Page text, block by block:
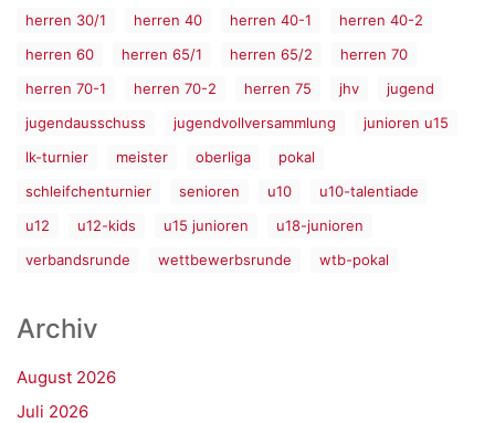
herren 30/1
herren 40 herren 40-1
herren 40-2
herren 60
herren 65/1 herren 65/2
herren 70
herren 70-1
herren 70-2 herren 75 jhv
jugend
jugendausschuss
jugendvollversammlung
junioren u15
lk-turnier
meister oberliga
pokal
schleifchenturnier
senioren u10
u10-talentiade
u12
u12-kids u15 junioren
u18-junioren
verbandsrunde
wettbewerbsrunde wtb-pokal
Archiv
August 2026
Juli 2026